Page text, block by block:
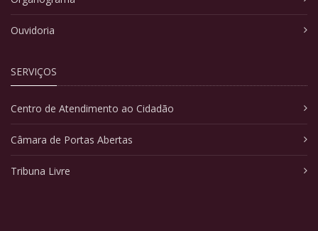
Ouvidoria
SERVIÇOS
Centro de Atendimento ao Cidadão
Câmara de Portas Abertas
Tribuna Livre